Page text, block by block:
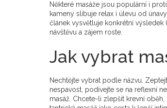
Některé masáže jsou populární i
kameny slibuje relax i úlevu od
článek vysvětluje konkrétní výsledek
návštěvu a zájem roste.
Jak vybrat
Nechtějte vybrat podle názvu.
nespavost, podívejte se na reflexní
masáž. Chcete-li zlepšit krevní